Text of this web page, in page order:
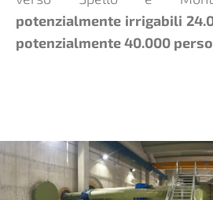
potenzialmente irrigabili
potenzialmente 40.000